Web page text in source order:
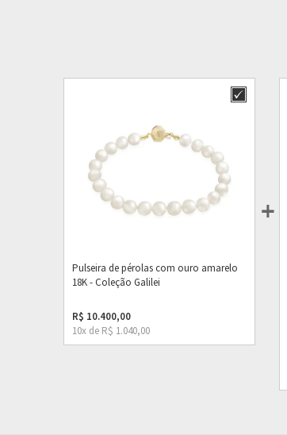
Pulseira de pérolas com ouro amarelo
18K - Coleção Galilei
R$ 10.400,00
10x de R$ 1.040,00